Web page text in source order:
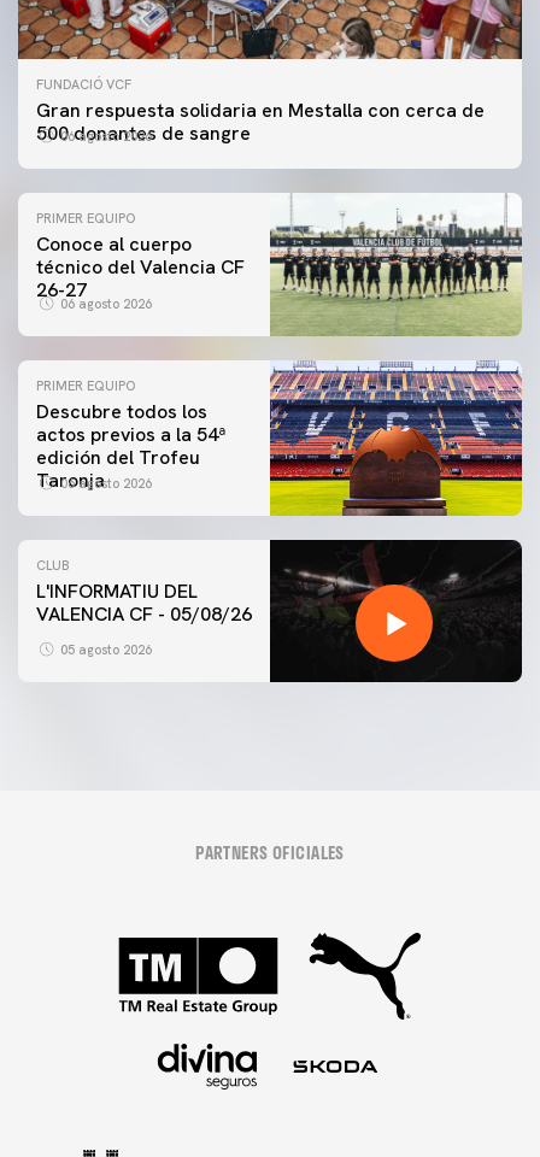
FUNDACIÓ VCF
Gran respuesta solidaria en Mestalla con cerca de
500 donantes de sangre
06 agosto 2026
PRIMER EQUIPO
Conoce al cuerpo
técnico del Valencia CF
26-27
06 agosto 2026
PRIMER EQUIPO
Descubre todos los
actos previos a la 54ª
edición del Trofeu
Taronja
06 agosto 2026
CLUB
L'INFORMATIU DEL
VALENCIA CF - 05/08/26
05 agosto 2026
PARTNERS OFICIALES